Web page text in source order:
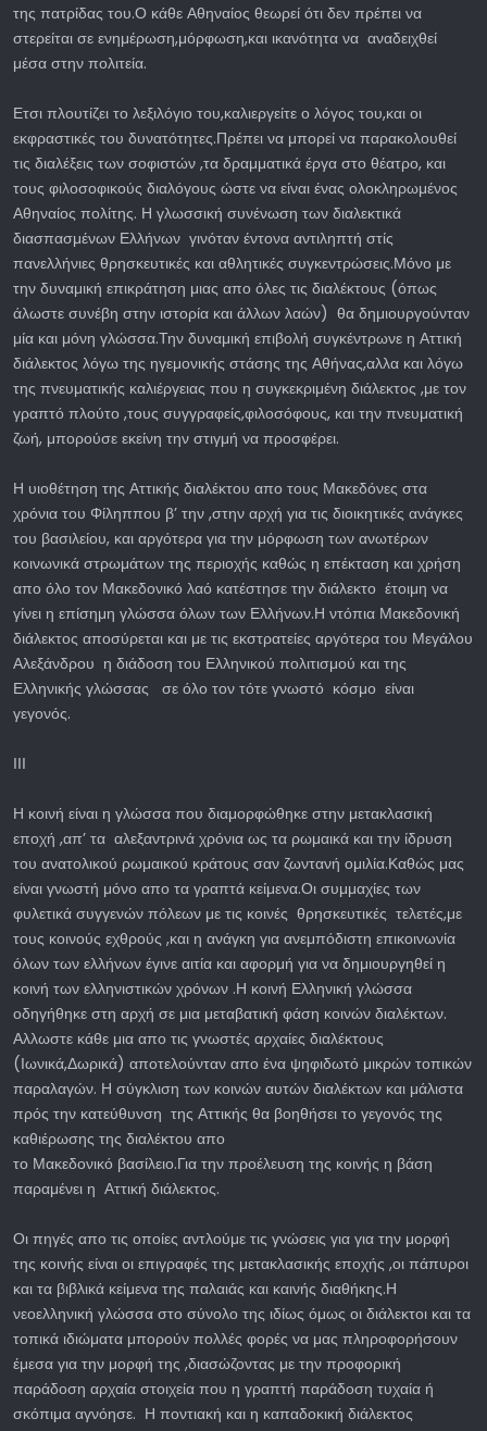
της πατρίδας του.Ο κάθε Αθηναίος θεωρεί ότι δεν πρέπει να
στερείται σε ενημέρωση,μόρφωση,και ικανότητα να αναδειχθεί
μέσα στην πολιτεία.
Ετσι πλουτίζει το λεξιλόγιο του,καλιεργείτε ο λόγος του,και οι
εκφραστικές του δυνατότητες.Πρέπει να μπορεί να παρακολουθεί
τις διαλέξεις των σοφιστών ,τα δραμματικά έργα στο θέατρο, και
τους φιλοσοφικούς διαλόγους ώστε να είναι ένας ολοκληρωμένος
Αθηναίος πολίτης. Η γλωσσική συνένωση των διαλεκτικά
διασπασμένων Ελλήνων γινόταν έντονα αντιληπτή στίς
πανελλήνιες θρησκευτικές και αθλητικές συγκεντρώσεις.Μόνο με
την δυναμική επικράτηση μιας απο όλες τις διαλέκτους (όπως
άλωστε συνέβη στην ιστορία και άλλων λαών) θα δημιουργούνταν
μία και μόνη γλώσσα.Την δυναμική επιβολή συγκέντρωνε η Αττική
διάλεκτος λόγω της ηγεμονικής στάσης της Αθήνας,αλλα και λόγω
της πνευματικής καλιέργειας που η συγκεκριμένη διάλεκτος ,με τον
γραπτό πλούτο ,τους συγγραφείς,φιλοσόφους, και την πνευματική
ζωή, μπορούσε εκείνη την στιγμή να προσφέρει.
Η υιοθέτηση της Αττικής διαλέκτου απο τους Μακεδόνες στα
χρόνια του Φίληππου β’ την ,στην αρχή για τις διοικητικές ανάγκες
του βασιλείου, και αργότερα για την μόρφωση των ανωτέρων
κοινωνικά στρωμάτων της περιοχής καθώς η επέκταση και χρήση
απο όλο τον Μακεδονικό λαό κατέστησε την διάλεκτο έτοιμη να
γίνει η επίσημη γλώσσα όλων των Ελλήνων.Η ντόπια Μακεδονική
διάλεκτος αποσύρεται και με τις εκστρατείες αργότερα του Μεγάλου
Αλεξάνδρου η διάδοση του Ελληνικού πολιτισμού και της
Ελληνικής γλώσσας σε όλο τον τότε γνωστό κόσμο είναι
γεγονός.
ΙΙΙ
Η κοινή είναι η γλώσσα που διαμορφώθηκε στην μετακλασική
εποχή ,απ’ τα αλεξαντρινά χρόνια ως τα ρωμαικά και την ίδρυση
του ανατολικού ρωμαικού κράτους σαν ζωντανή ομιλία.Καθώς μας
είναι γνωστή μόνο απο τα γραπτά κείμενα.Οι συμμαχίες των
φυλετικά συγγενών πόλεων με τις κοινές θρησκευτικές τελετές,με
τους κοινούς εχθρούς ,και η ανάγκη για ανεμπόδιστη επικοινωνία
όλων των ελλήνων έγινε αιτία και αφορμή για να δημιουργηθεί η
κοινή των ελληνιστικών χρόνων .Η κοινή Ελληνική γλώσσα
οδηγήθηκε στη αρχή σε μια μεταβατική φάση κοινών διαλέκτων.
Αλλωστε κάθε μια απο τις γνωστές αρχαίες διαλέκτους
(Ιωνικά,Δωρικά) αποτελούνταν απο ένα ψηφιδωτό μικρών τοπικών
παραλαγών. Η σύγκλιση των κοινών αυτών διαλέκτων και μάλιστα
πρός την κατεύθυνση της Αττικής θα βοηθήσει το γεγονός της
καθιέρωσης της διαλέκτου απο
το Μακεδονικό βασίλειο.Για την προέλευση της κοινής η βάση
παραμένει η Αττική διάλεκτος.
Οι πηγές απο τις οποίες αντλούμε τις γνώσεις για για την μορφή
της κοινής είναι οι επιγραφές της μετακλασικής εποχής ,οι πάπυροι
και τα βιβλικά κείμενα της παλαιάς και καινής διαθήκης.Η
νεοελληνική γλώσσα στο σύνολο της ιδίως όμως οι διάλεκτοι και τα
τοπικά ιδιώματα μπορούν πολλές φορές να μας πληροφορήσουν
έμεσα για την μορφή της ,διασώζοντας με την προφορική
παράδοση αρχαία στοιχεία που η γραπτή παράδοση τυχαία ή
σκόπιμα αγνόησε. Η ποντιακή και η καπαδοκική διάλεκτος